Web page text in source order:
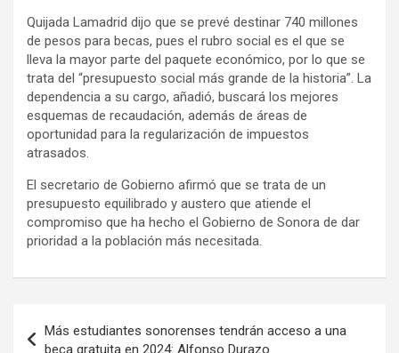
Quijada Lamadrid dijo que se prevé destinar 740 millones
de pesos para becas, pues el rubro social es el que se
lleva la mayor parte del paquete económico, por lo que se
trata del “presupuesto social más grande de la historia”. La
dependencia a su cargo, añadió, buscará los mejores
esquemas de recaudación, además de áreas de
oportunidad para la regularización de impuestos
atrasados.
El secretario de Gobierno afirmó que se trata de un
presupuesto equilibrado y austero que atiende el
compromiso que ha hecho el Gobierno de Sonora de dar
prioridad a la población más necesitada.
de
Más estudiantes sonorenses tendrán acceso a una
beca gratuita en 2024: Alfonso Durazo